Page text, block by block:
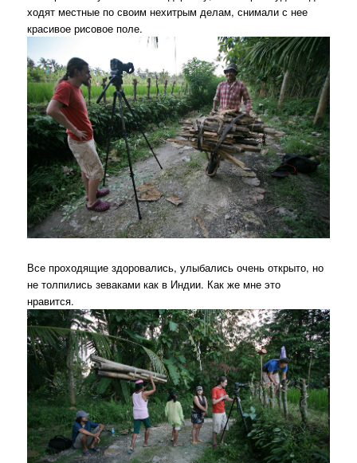
ходят местные по своим нехитрым делам, снимали с нее
красивое рисовое поле.
Все проходящие здоровались, улыбались очень открыто, но
не толпились зеваками как в Индии. Как же мне это
нравится.